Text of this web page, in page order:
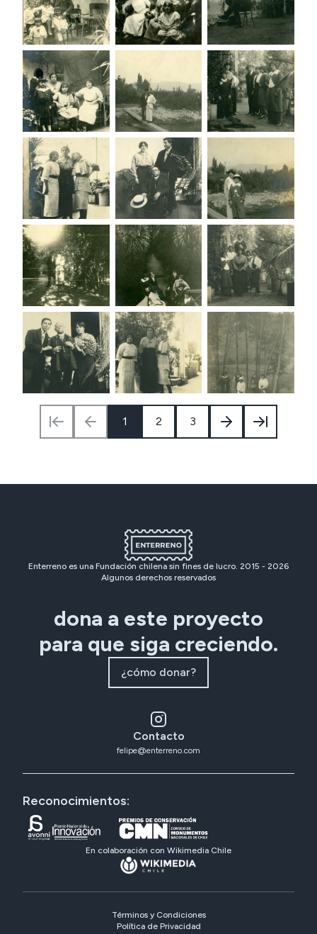
1 2 3
Enterreno es una Fundación chilena sin fines de lucro. 2015 - 2026
Algunos derechos reservados
dona a este proyecto
para que siga creciendo.
¿cómo donar?
Contacto
felipe@enterreno.com
Reconocimientos:
En colaboración con Wikimedia Chile
Términos y Condiciones
Política de Privacidad